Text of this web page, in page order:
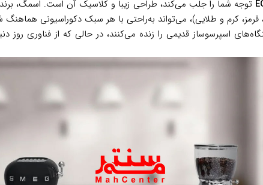
توجه شما را جلب می‌کند، طراحی زیبا و کلاسیک آن است. اسمگ،
کرم و طلایی)، می‌تواند به‌راحتی با هر سبک دکوراسیونی هماهنگ
اسپرسوساز قدیمی را زنده می‌کنند، در حالی که از فناوری روز